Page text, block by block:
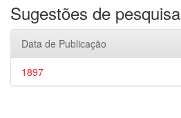
Sugestões de pesquisa
Data de Publicação
1897